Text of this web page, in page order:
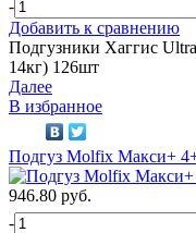
-
Добавить к сравнению
Подгузники Хаггис
14кг) 126шт
Далее
В избранное
Подгуз Molfix Макси+
946.80 руб.
-